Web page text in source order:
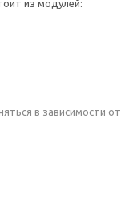
из модулей:
в зависимости от